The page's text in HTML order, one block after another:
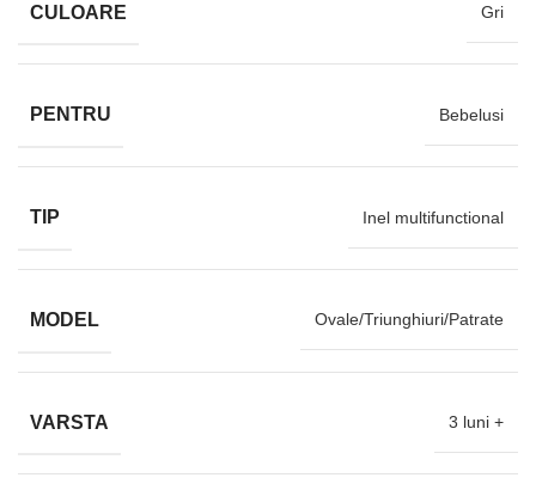
CULOARE Gri
PENTRU Bebelusi
TIP Inel multifunctional
MODEL Ovale/Triunghiuri/Patrate
VARSTA 3 luni +